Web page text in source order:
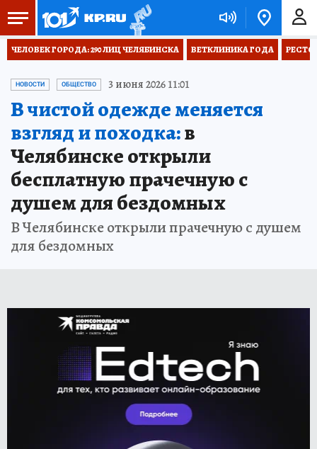
ЧЕЛОВЕК ГОРОДА: 290 ЛИЦ ЧЕЛЯБИНСКА ВЕТКЛИНИКА ГОДА
НОВОСТИ ОБЩЕСТВО 3 июня 2026 11:01
В чистой одежде меняется
взгляд и походка:в
Челябинске открыли
бесплатную прачечную с
душем для бездомных
В Челябинске открыли прачечную с душем
для бездомных